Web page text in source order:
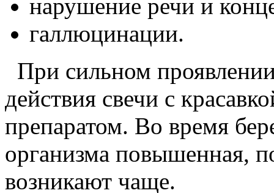
нарушение речи и
галлюцинации.
При сильном
действия свечи с
препаратом. Во время
организма повышенная,
возникают чаще.